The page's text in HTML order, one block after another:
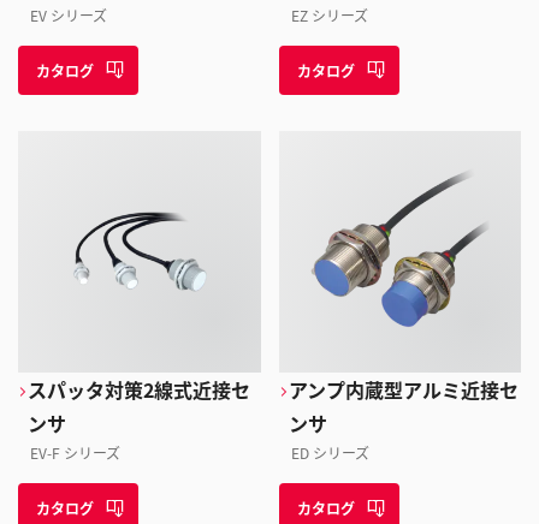
EV シリーズ
カタログ
EZ シリーズ
カタログ
スパッタ対策2線式近接セ
ンサ
EV-F シリーズ
カタログ
アンプ内蔵型アルミ近接セ
ンサ
ED シリーズ
カタログ